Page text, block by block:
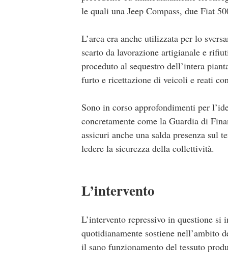
le quali una Jeep Compass, due Fiat
L’area era anche utilizzata per lo
scarto da lavorazione artigianale e
proceduto al sequestro dell’intera
furto e ricettazione di veicoli e reati
Sono in corso approfondimenti per
concretamente come la Guardia di
assicuri anche una salda presenza sul
ledere la sicurezza della collettività.
L’intervento
L’intervento repressivo in questione
quotidianamente sostiene nell’ambito
il sano funzionamento del tessuto